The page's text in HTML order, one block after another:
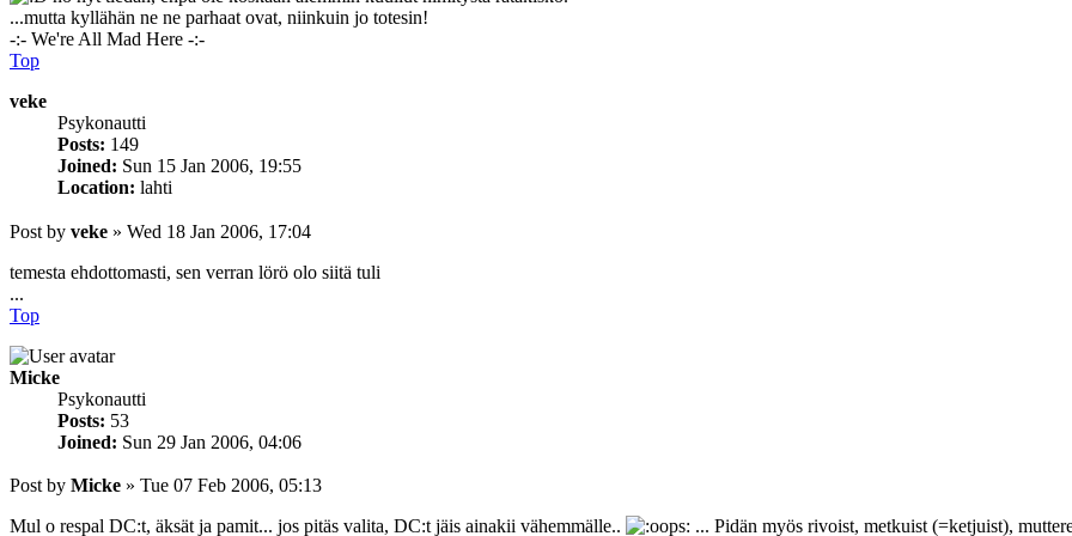
...mutta kyllähän ne ne parhaat ovat, niinkuin jo totesin!
-:- We're All Mad Here -:-
Top
veke
Psykonautti
Posts: 149
Joined: Sun 15 Jan 2006, 19:55
Location: lahti
Post by veke » Wed 18 Jan 2006, 17:04
temesta ehdottomasti, sen verran lörö olo siitä tuli
...
Top
Micke
Psykonautti
Posts: 53
Joined: Sun 29 Jan 2006, 04:06
Post by Micke » Tue 07 Feb 2006, 05:13
Mul o respal DC:t, äksät ja pamit... jos pitäs valita, DC:t jäis ainakii vähemmälle..
... Pidän myös rivoist, metkuist (=ketjuist),